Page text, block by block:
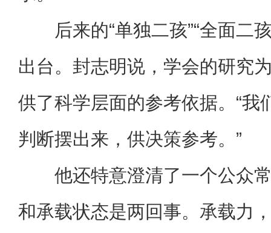
后来的“单独二孩”“全面二
出台。封志明说，学会的研究
供了科学层面的参考依据。“我
判断摆出来，供决策参考。”
他还特意澄清了一个公众
和承载状态是两回事。承载力